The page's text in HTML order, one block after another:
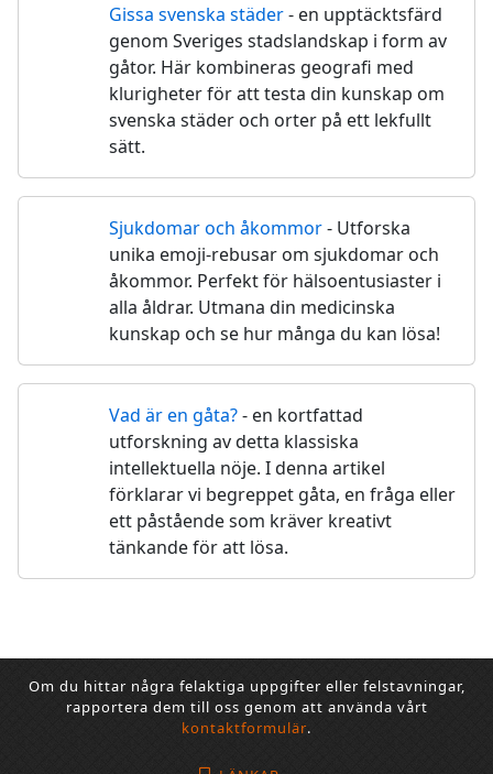
Gissa svenska städer- en upptäcktsfärd
genom Sveriges stadslandskap i form av
gåtor. Här kombineras geografi med
klurigheter för att testa din kunskap om
svenska städer och orter på ett lekfullt
sätt.
Sjukdomar och åkommor- Utforska
unika emoji-rebusar om sjukdomar och
åkommor. Perfekt för hälsoentusiaster i
alla åldrar. Utmana din medicinska
kunskap och se hur många du kan lösa!
Vad är en gåta?- en kortfattad
utforskning av detta klassiska
intellektuella nöje. I denna artikel
förklarar vi begreppet gåta, en fråga eller
ett påstående som kräver kreativt
tänkande för att lösa.
Om du hittar några felaktiga uppgifter eller felstavningar,
rapportera dem till oss genom att använda vårt
kontaktformulär.